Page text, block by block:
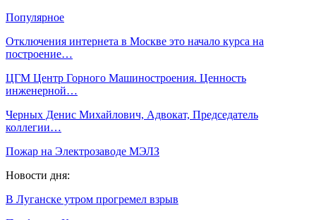
Популярное
Отключения интернета в Москве это начало курса на
построение…
ЦГМ Центр Горного Машиностроения. Ценность
инженерной…
Черных Денис Михайлович, Адвокат, Председатель
коллегии…
Пожар на Электрозаводе МЭЛЗ
Новости дня:
В Луганске утром прогремел взрыв